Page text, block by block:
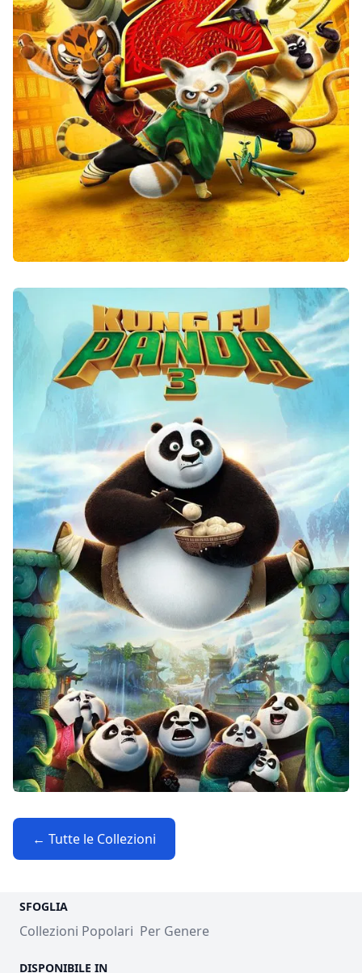
← Tutte le Collezioni
SFOGLIA
Collezioni Popolari Per Genere
DISPONIBILE IN